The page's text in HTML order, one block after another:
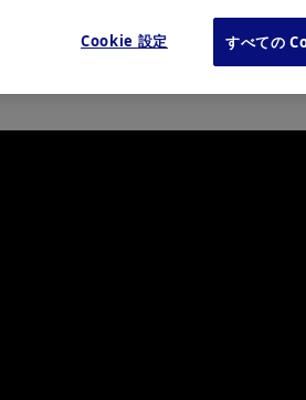
、グローバル・メドテックカンパ
Cookie 設定 すべての